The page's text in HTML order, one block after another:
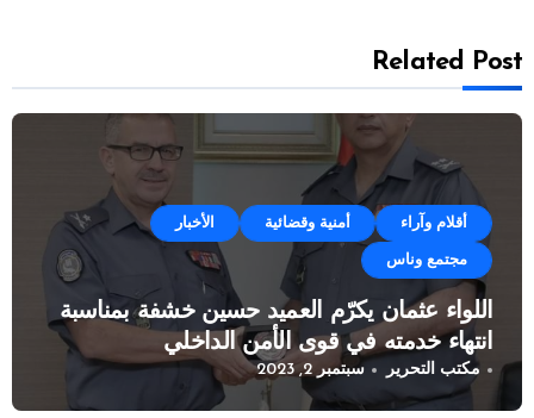
Related Post
أقلام وآراء أمنية وقضائية الأخبار
مجتمع وناس
اللواء عثمان يكرّم العميد حسين خشفة بمناسبة
انتهاء خدمته في قوى الأمن الداخلي
مكتب التحرير سبتمبر 2, 2023